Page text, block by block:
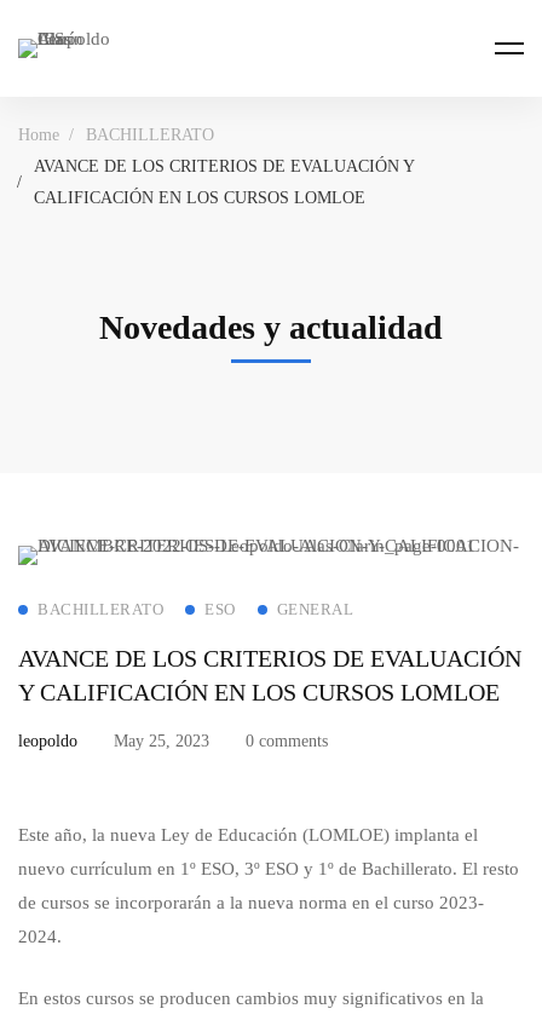
Home
BACHILLERATO
AVANCE DE LOS CRITERIOS DE EVALUACIÓN Y
CALIFICACIÓN EN LOS CURSOS LOMLOE
Novedades y actualidad
BACHILLERATO ESO GENERAL
AVANCE DE LOS CRITERIOS DE EVALUACIÓN
Y CALIFICACIÓN EN LOS CURSOS LOMLOE
leopoldo May 25, 2023 0 comments
Este año, la nueva Ley de Educación (LOMLOE) implanta el
nuevo currículum en 1º ESO, 3º ESO y 1º de Bachillerato. El resto
de cursos se incorporarán a la nueva norma en el curso 2023-
2024.
En estos cursos se producen cambios muy significativos en la